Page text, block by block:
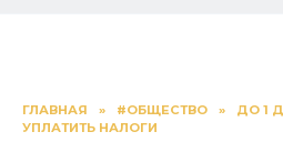
ГЛАВНАЯ » #ОБЩЕСТВО »
ДО 1
УПЛАТИТЬ НАЛОГИ